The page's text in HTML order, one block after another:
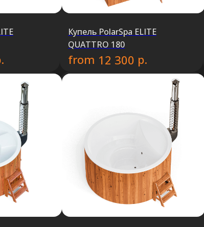
Купель PolarSpa ELITE
QUATTRO 180
from 12 300 р.